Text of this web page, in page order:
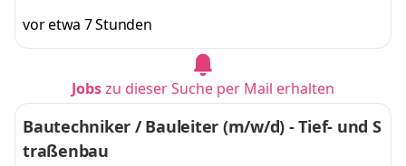
vor etwa 7 Stunden
Jobszu dieser Suche per Mail erhalten
Bautechniker / Bauleiter (m/w/d) - Tief- und S
traßenbau